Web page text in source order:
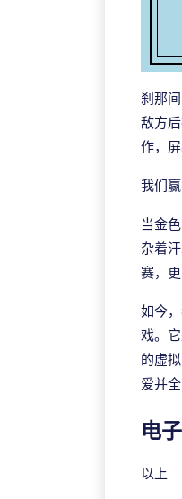
刹那
敌方
作，
我们赢
当金
杂着
赛，
如今
戏。
的虚
爱并
电
以上